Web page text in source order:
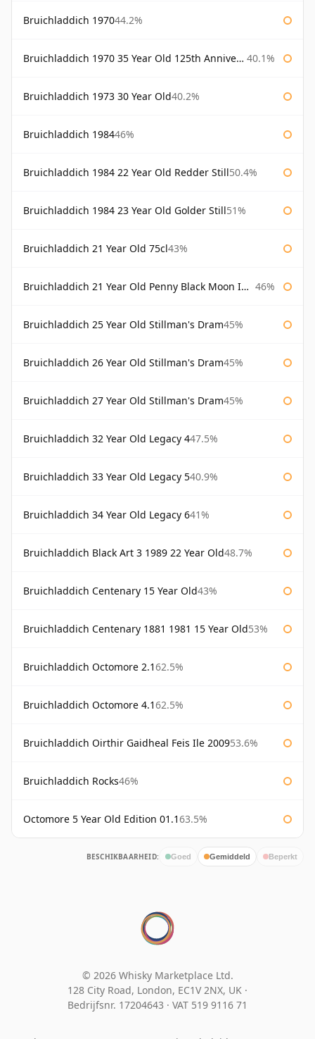
Bruichladdich 197044.2%
Bruichladdich 1970 35 Year Old 125th Anniversary 40.1%
Bruichladdich 1973 30 Year Old40.2%
Bruichladdich 198446%
Bruichladdich 1984 22 Year Old Redder Still50.4%
Bruichladdich 1984 23 Year Old Golder Still51%
Bruichladdich 21 Year Old 75cl43%
Bruichladdich 21 Year Old Penny Black Moon Import 46%
Bruichladdich 25 Year Old Stillman's Dram45%
Bruichladdich 26 Year Old Stillman's Dram45%
Bruichladdich 27 Year Old Stillman's Dram45%
Bruichladdich 32 Year Old Legacy 447.5%
Bruichladdich 33 Year Old Legacy 540.9%
Bruichladdich 34 Year Old Legacy 641%
Bruichladdich Black Art 3 1989 22 Year Old48.7%
Bruichladdich Centenary 15 Year Old43%
Bruichladdich Centenary 1881 1981 15 Year Old53%
Bruichladdich Octomore 2.162.5%
Bruichladdich Octomore 4.162.5%
Bruichladdich Oirthir Gaidheal Feis Ile 200953.6%
Bruichladdich Rocks46%
Octomore 5 Year Old Edition 01.163.5%
BESCHIKBAARHEID: Goed Gemiddeld Beperkt
© 2026 Whisky Marketplace Ltd.
128 City Road, London, EC1V 2NX, UK ·
Bedrijfsnr. 17204643 · VAT 519 9116 71